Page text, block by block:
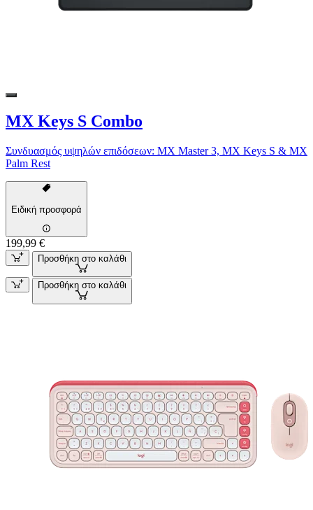
MX Keys S Combo
Συνδυασμός υψηλών επιδόσεων: MX Master 3, MX Keys S & MX
Palm Rest
Ειδική προσφορά
199,99 €
Προσθήκη στο καλάθι
Προσθήκη στο καλάθι